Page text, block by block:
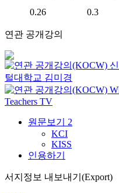
0.26 0.3
연관 공개강의
털대학교 김미경
Teachers TV
원문보기 2
KCI
KISS
인용하기
서지정보 내보내기(Export)